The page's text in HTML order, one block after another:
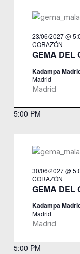
GEMA DEL
23/06/2027 @
CORAZÓN
Kadampa
Madrid
Madrid
5:00 PM
GEMA DEL
30/06/2027 @
CORAZÓN
Kadampa
Madrid
Madrid
5:00 PM